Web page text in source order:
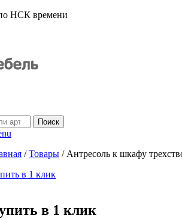
НСК времени
/ Товары / Антресоль к шкафу
в 1 клик
в 1 клик